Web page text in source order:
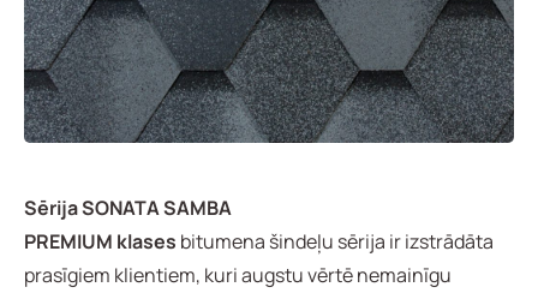
SērijaSONATA SAMBA
PREMIUM klases bitumena šindeļu sērija ir izstrādāta
prasīgiem klientiem, kuri augstu vērtē nemainīgu